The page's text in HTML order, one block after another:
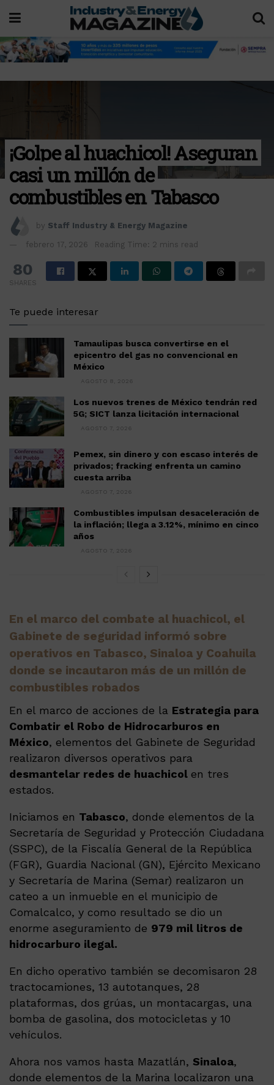
¡Golpe al huachicol! Aseguran
casi un millón de
combustibles en Tabasco
by Staff Industry & Energy Magazine
febrero 17, 2026 Reading Time: 2 mins read
80
SHARES
Te puede interesar
Tamaulipas busca convertirse en el
epicentro del gas no convencional en
México
AGOSTO 8, 2026
Los nuevos trenes de México tendrán red
5G; SICT lanza licitación internacional
AGOSTO 7, 2026
Pemex, sin dinero y con escaso interés de
privados; fracking enfrenta un camino
cuesta arriba
AGOSTO 7, 2026
Combustibles impulsan desaceleración de
la inflación; llega a 3.12%, mínimo en cinco
años
AGOSTO 7, 2026
En el marco del combate al huachicol, el
Gabinete de seguridad informó sobre
operativos en Tabasco, Sinaloa y Coahuila
donde se incautaron más de un millón de
combustibles robados
En el marco de acciones de la Estrategia para
Combatir el Robo de Hidrocarburos en
México, elementos del Gabinete de Seguridad
realizaron diversos operativos para
desmantelar redes de huachicol en tres
estados.
Iniciamos en Tabasco, donde elementos de la
Secretaría de Seguridad y Protección Ciudadana
(SSPC), de la Fiscalía General de la República
(FGR), Guardia Nacional (GN), Ejército Mexicano
y Secretaría de Marina (Semar) realizaron un
cateo a un inmueble en el municipio de
Comalcalco, y como resultado se dio un
enorme aseguramiento de 979 mil litros de
hidrocarburo ilegal.
En dicho operativo también se decomisaron 28
tractocamiones, 13 autotanques, 28
plataformas, dos grúas, un montacargas, una
bomba de gasolina, dos motocicletas y 10
vehículos.
Ahora nos vamos hasta Mazatlán, Sinaloa,
donde elementos de la Marina localizaron una